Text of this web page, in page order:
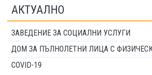
АКТУАЛНО
ЗАВЕДЕНИЕ ЗА СОЦИАЛНИ УСЛУГИ
ДОМ ЗА ПЪЛНОЛЕТНИ ЛИЦА С
COVID-19